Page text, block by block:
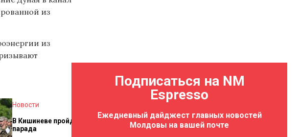
из
из
Новости
В Кишиневе пройдет репитиция
парада
Подписаться на NM
Espresso
Ежедневный дайджест главных новостей
Молдовы на вашей почте